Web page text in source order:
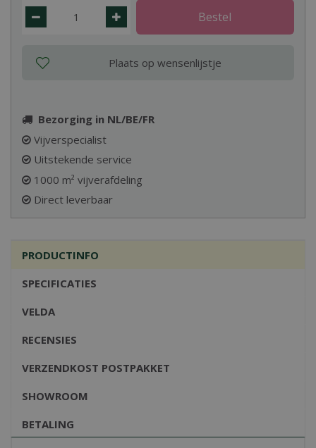
Bezorging in NL/BE/FR
Vijverspecialist
Uitstekende service
1000 m² vijverafdeling
Direct leverbaar
PRODUCTINFO
SPECIFICATIES
VELDA
RECENSIES
VERZENDKOST POSTPAKKET
SHOWROOM
BETALING